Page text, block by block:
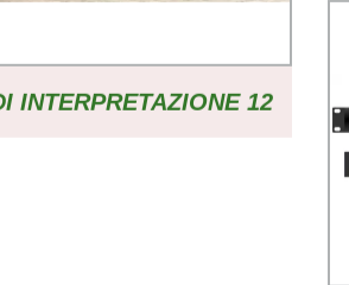
INTERPRETAZIONE 12